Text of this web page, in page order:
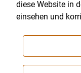
NEWSLETTER
diese Website in
einsehen und